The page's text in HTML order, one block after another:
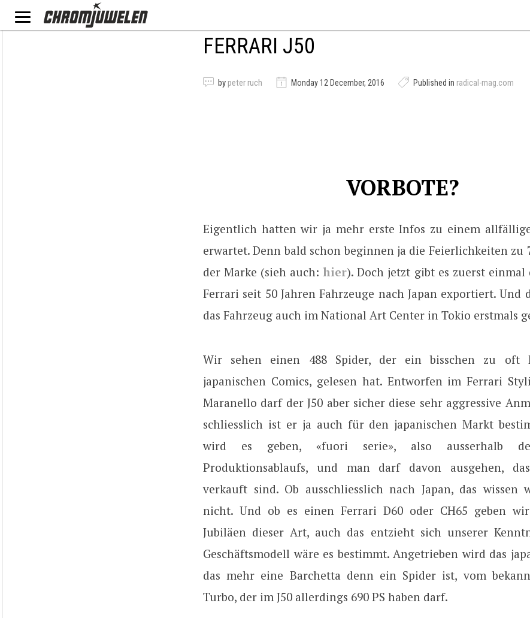
FERRARI J50
by peter ruch Monday 12 December, 2016 Published in radical-mag.com
VORBOTE?
Eigentlich hatten wir ja mehr erste Infos zu einem
erwartet. Denn bald schon beginnen ja die Feierlichkeiten zu
der Marke (sieh auch:hier). Doch jetzt gibt es zuerst einmal
Ferrari seit 50 Jahren Fahrzeuge nach Japan exportiert. Und
das Fahrzeug auch im National Art Center in Tokio erstmals
Wir sehen einen 488 Spider, der ein bisschen zu oft
japanischen Comics, gelesen hat. Entworfen im Ferrari
Maranello darf der J50 aber sicher diese sehr aggressive
schliesslich ist er ja auch für den japanischen Markt
wird es geben, «fuori serie», also ausserhalb
Produktionsablaufs, und man darf davon ausgehen,
verkauft sind. Ob ausschliesslich nach Japan, das wissen
nicht. Und ob es einen Ferrari D60 oder CH65 geben
Jubiläen dieser Art, auch das entzieht sich unserer
Geschäftsmodell wäre es bestimmt. Angetrieben wird das
das mehr eine Barchetta denn ein Spider ist, vom
Turbo, der im J50 allerdings 690 PS haben darf.